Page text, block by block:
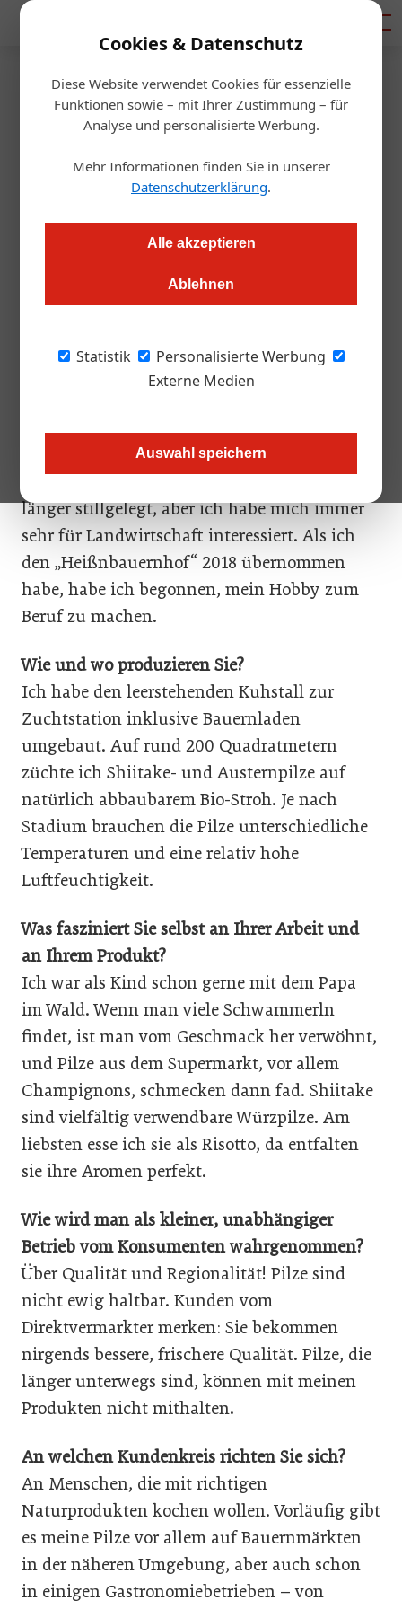
Cookies & Datenschutz
Diese Website verwendet Cookies für essenzielle
Funktionen sowie – mit Ihrer Zustimmung – für
Analyse und personalisierte Werbung.
Mehr Informationen finden Sie in unserer
Datenschutzerklärung.
Alle akzeptieren
Ablehnen
Statistik
Personalisierte Werbung
Externe Medien
Auswahl speichern
Startseite/Gastro & Hotel
Japanische Pilze aus dem
Flachgau
Serie "Local Heroes": Seit 2020 züchtet Andreas Eibl in einem
ehemaligen Kuhstall Shiitake-Pilze. Mit seinen Flachgauer
Gaumenfreuden.
im Flachgau Shiitake-Pilze zu züchten?
Andreas Eibl: Ich bin am Hof meiner Eltern
länger stillgelegt, aber ich habe mich immer
sehr für Landwirtschaft interessiert. Als ich
den „Heißnbauernhof“ 2018 übernommen
habe, habe ich begonnen, mein Hobby zum
Beruf zu machen.
Wie und wo produzieren Sie?
Ich habe den leerstehenden Kuhstall zur
Zuchtstation inklusive Bauernladen
umgebaut. Auf rund 200 Quadratmetern
züchte ich Shii­take- und Austernpilze auf
natürlich abbaubarem Bio-Stroh. Je nach
Stadium brauchen die Pilze unterschiedliche
Temperaturen und eine relativ hohe
Luftfeuchtigkeit.
Was fasziniert Sie selbst an Ihrer Arbeit und
an Ihrem Produkt?
Ich war als Kind schon gerne mit dem Papa
im Wald. Wenn man viele Schwammerln
findet, ist man vom Geschmack her verwöhnt,
und Pilze aus dem Supermarkt, vor allem
Champignons, schmecken dann fad. Shiitake
sind vielfältig verwendbare Würzpilze. Am
liebsten esse ich sie als Risotto, da entfalten
sie ihre Aromen perfekt.
Wie wird man als kleiner, unabhängiger
Betrieb vom Konsumenten wahrgenommen?
Über Qualität und Regionalität! Pilze sind
nicht ewig haltbar. Kunden vom
Direktvermarkter merken: Sie bekommen
nirgends bessere, frischere Qualität. Pilze, die
länger unterwegs sind, können mit meinen
Produkten nicht mithalten.
An welchen Kundenkreis richten Sie sich?
An Menschen, die mit richtigen
Naturprodukten kochen wollen. Vorläufig gibt
es meine Pilze vor allem auf Bauernmärkten
in der näheren Umgebung, aber auch schon
in einigen Gastronomiebetrieben – von